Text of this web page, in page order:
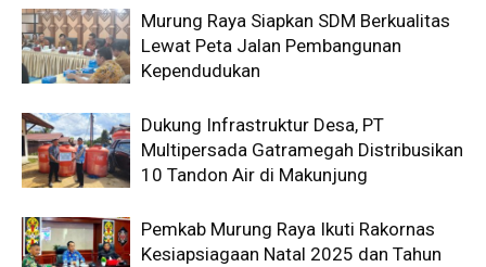
Murung Raya Siapkan SDM Berkualitas
Lewat Peta Jalan Pembangunan
Kependudukan
Dukung Infrastruktur Desa, PT
Multipersada Gatramegah Distribusikan
10 Tandon Air di Makunjung
Pemkab Murung Raya Ikuti Rakornas
Kesiapsiagaan Natal 2025 dan Tahun